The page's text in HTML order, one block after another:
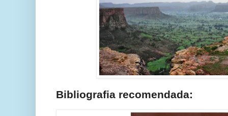
Bibliografia recomendada: